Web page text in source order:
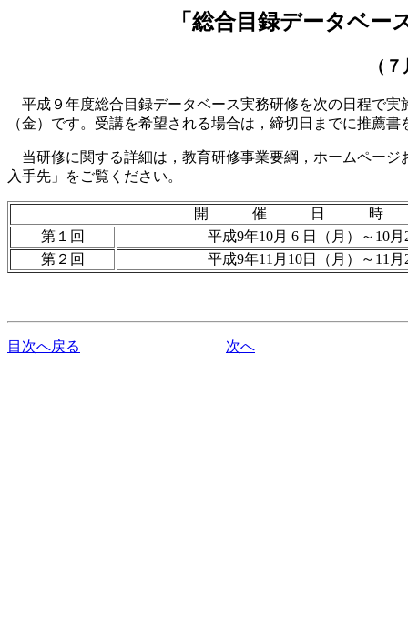
「総合目録データベー
（
平成９年度総合目録データベース実務研修を次の日程で実
（金）です。受講を希望される場合は，締切日までに推薦
当研修に関する詳細は，教育研修事業要綱，ホームペー
入手先」をご覧ください。
開 催 日 時
第１回
平成9年10月 6 日（月）～10
第２回
平成9年11月10日（月）～11
目次へ戻る 次へ